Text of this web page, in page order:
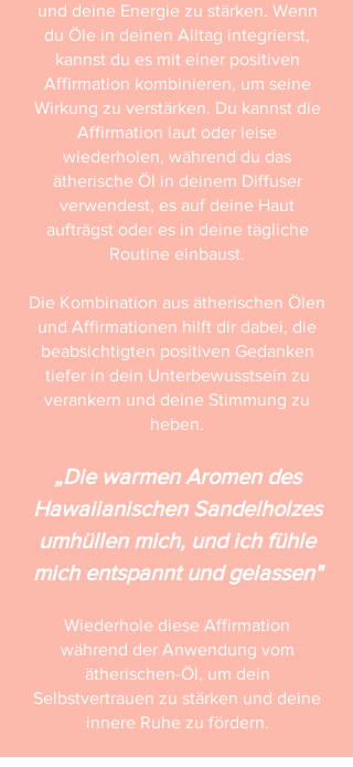
und deine Energie zu stärken. Wenn
du Öle in deinen Alltag integrierst,
kannst du es mit einer positiven
Affirmation kombinieren, um seine
Wirkung zu verstärken. Du kannst die
Affirmation laut oder leise
wiederholen, während du das
ätherische Öl in deinem Diffuser
verwendest, es auf deine Haut
aufträgst oder es in deine tägliche
Routine einbaust.
Die Kombination aus ätherischen Ölen
und Affirmationen hilft dir dabei, die
beabsichtigten positiven Gedanken
tiefer in dein Unterbewusstsein zu
verankern und deine Stimmung zu
heben.
„Die warmen Aromen des
Hawaiianischen Sandelholzes
umhüllen mich, und ich fühle
mich entspannt und gelassen"
Wiederhole diese Affirmation
während der Anwendung vom
ätherischen-Öl, um dein
Selbstvertrauen zu stärken und deine
innere Ruhe zu fördern.